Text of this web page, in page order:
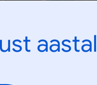
aastal